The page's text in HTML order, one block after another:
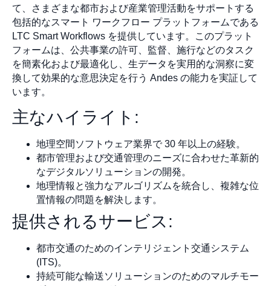
て、さまざまな都市および産業管理活動をサポートする
包括的なスマート ワークフロー プラットフォームである
LTC Smart Workflows を提供しています。このプラット
フォームは、公共事業の許可、監督、施行などのタスク
を簡素化および最適化し、生データを実用的な洞察に変
換して効果的な意思決定を行う Andes の能力を実証して
います。
主なハイライト:
地理空間ソフトウェア業界で 30 年以上の経験。
都市管理および交通管理のニーズに合わせた革新的
なデジタルソリューションの開発。
地理情報と強力なアルゴリズムを統合し、複雑な位
置情報の問題を解決します。
提供されるサービス:
都市交通のためのインテリジェント交通システム
(ITS)。
持続可能な輸送ソリューションのためのマルチモー